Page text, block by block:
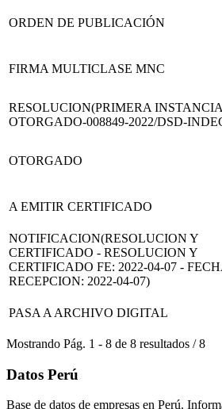
ORDEN DE PUBLICACIÓN
FIRMA MULTICLASE MNC
RESOLUCION(PRIMERA
OTORGADO-008849-2022/DSD-
OTORGADO
A EMITIR CERTIFICADO
NOTIFICACION(RESOLUCION Y
CERTIFICADO - RESOLUCION Y
CERTIFICADO FE: 2022-04-07 -
RECEPCION: 2022-04-07)
PASA A ARCHIVO DIGITAL
Mostrando Pág. 1 - 8 de 8 resultados /8
Datos Perú
Base de datos de empresas en Perú.